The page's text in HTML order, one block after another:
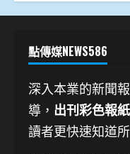
點傳媒NEWS586
深入本業的新聞
導， 出刊彩色報紙
讀者更快速知道